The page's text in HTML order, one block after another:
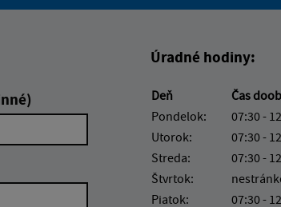
Úradné hodiny:
Deň Čas
Pondelok:
07:30 -
Utorok:
07:30 -
Streda:
07:30 -
Štvrtok:
Piatok:
07:30 -